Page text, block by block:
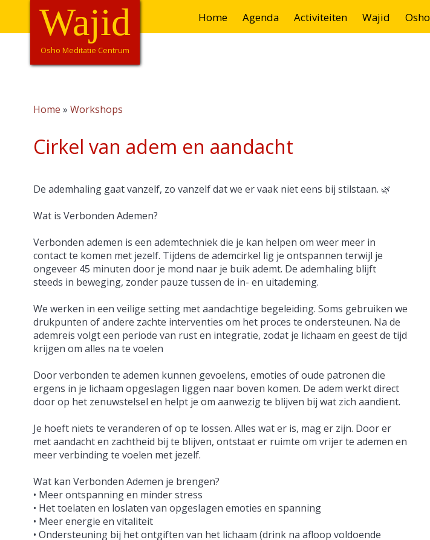
Overslaan
naar
Hoofdnavigatie
Home Agenda Activiteiten Wajid Osho
Wajid
Osho Meditatie Centrum
Home Workshops
Cirkel van adem en aandacht
De ademhaling gaat vanzelf, zo vanzelf dat we er vaak niet eens bij stilstaan. 🌿
Wat is Verbonden Ademen?
Verbonden ademen is een ademtechniek die je kan helpen om weer meer in
contact te komen met jezelf. Tijdens de ademcirkel lig je ontspannen terwijl je
ongeveer 45 minuten door je mond naar je buik ademt. De ademhaling blijft
steeds in beweging, zonder pauze tussen de in- en uitademing.
We werken in een veilige setting met aandachtige begeleiding. Soms gebruiken we
drukpunten of andere zachte interventies om het proces te ondersteunen. Na de
ademreis volgt een periode van rust en integratie, zodat je lichaam en geest de tijd
krijgen om alles na te voelen
Door verbonden te ademen kunnen gevoelens, emoties of oude patronen die
ergens in je lichaam opgeslagen liggen naar boven komen. De adem werkt direct
door op het zenuwstelsel en helpt je om aanwezig te blijven bij wat zich aandient.
Je hoeft niets te veranderen of op te lossen. Alles wat er is, mag er zijn. Door er
met aandacht en zachtheid bij te blijven, ontstaat er ruimte om vrijer te ademen en
meer verbinding te voelen met jezelf.
Wat kan Verbonden Ademen je brengen?
• Meer ontspanning en minder stress
• Het toelaten en loslaten van opgeslagen emoties en spanning
• Meer energie en vitaliteit
• Ondersteuning bij het ontgiften van het lichaam (drink na afloop voldoende